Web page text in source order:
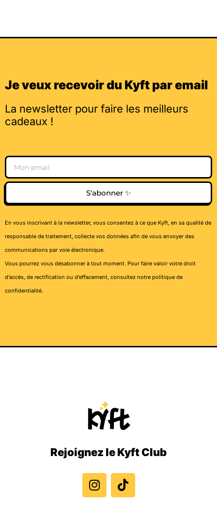
Je veux recevoir du Kyft par email
La newsletter pour faire les meilleurs
cadeaux !
Email
S'abonner ✨
En vous inscrivant à la newsletter, vous consentez à ce que Kyft, en sa qualité de
responsable de traitement, collecte vos données afin de vous envoyer des
communications par voie électronique.
Vous pourrez vous désabonner à tout moment. Pour faire valoir votre droit
d’accès, de rectification ou d’effacement, consultez notre politique de
confidentialité.
Rejoignez le Kyft Club
n
s
t
i
k
t